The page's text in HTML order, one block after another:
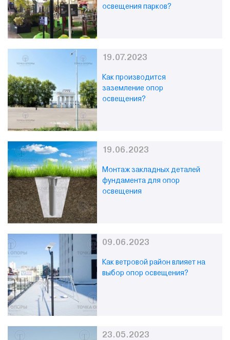
освещения парков?
19.07.2023
Как производится
заземление опор
освещения?
19.06.2023
Монтаж закладных деталей
фундамента для опор
освещения
09.06.2023
Как ветровой район влияет на
выбор опор освещения?
23.05.2023